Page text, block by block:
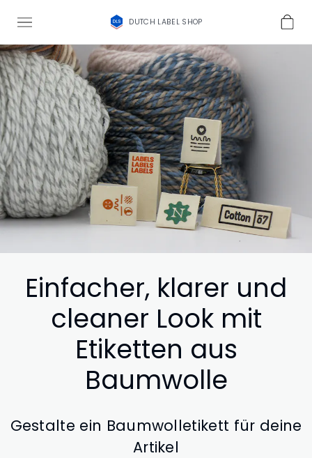
DUTCH LABEL SHOP
Einfacher, klarer und
cleaner Look mit
Etiketten aus
Baumwolle
Gestalte ein Baumwolletikett für deine
Artikel